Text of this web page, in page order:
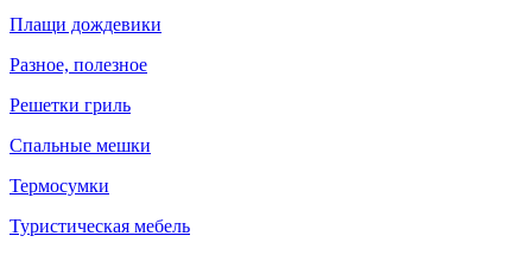
Плащи дождевики
Разное, полезное
Решетки гриль
Спальные мешки
Термосумки
Туристическая мебель